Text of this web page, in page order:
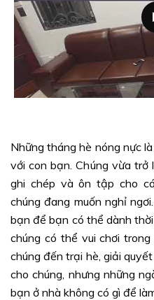
Những tháng hè nóng nực
với con bạn. Chúng vừa trở
ghi chép và ôn tập cho
chúng đang muốn nghỉ
bạn để bạn có thể dành
chúng có thể vui chơi
chúng đến trại hè, giải
cho chúng, nhưng những
bạn ở nhà không có gì để